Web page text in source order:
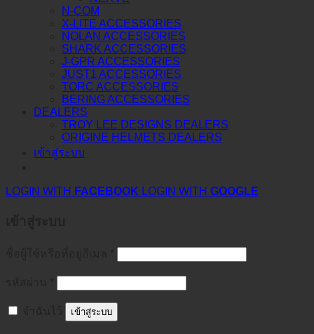
N-COM
X-LITE ACCESSORIES
NOLAN ACCESSORIES
SHARK ACCESSORIES
J-GPR ACCESSORIES
JUST1 ACCESSORIES
TORC ACCESSORIES
BERING ACCESSORIES
DEALERS
TROY LEE DESIGNS DEALERS
ORIGINE HELMETS DEALERS
เข้าสู่ระบบ
LOGIN WITH FACEBOOK LOGIN WITH GOOGLE
เข้าสู่ระบบ